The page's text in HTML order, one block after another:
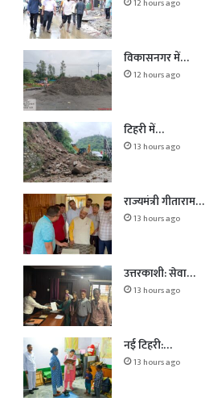
12 hours ago
विकासनगर में…
12 hours ago
टिहरी में…
13 hours ago
राज्यमंत्री गीताराम…
13 hours ago
उत्तरकाशी: सेवा…
13 hours ago
नई टिहरी:…
13 hours ago